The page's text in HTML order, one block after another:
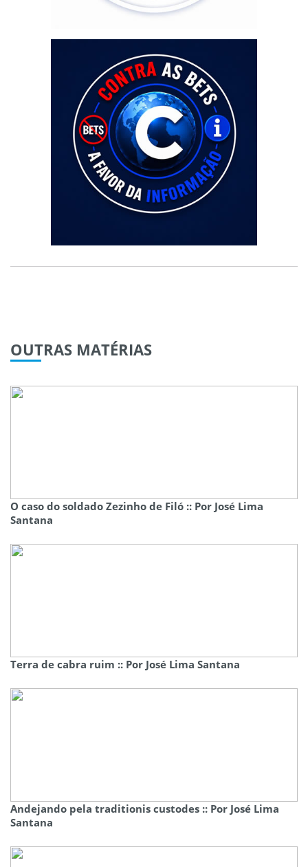
OUTRAS MATÉRIAS
O caso do soldado Zezinho de Filó :: Por José Lima
Santana
Terra de cabra ruim :: Por José Lima Santana
Andejando pela traditionis custodes :: Por José Lima
Santana